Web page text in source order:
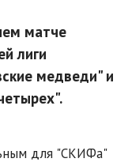
матче
лиги
медведи" и
для "СКИФа"